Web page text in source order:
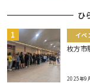
ひ
イベ
枚方市
2025年9